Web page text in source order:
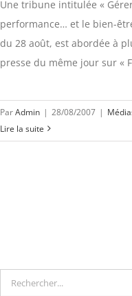
Une tribune intitulée «
performance… et le bien-
du 28 août, est abordée à
presse du même jour sur «
ParAdmin | 28/08/2007 |
Lire la suite
Rechercher